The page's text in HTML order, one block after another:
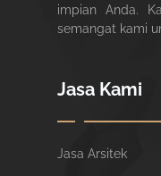
impian Anda.
semangat kami
Jasa Kami
Jasa Arsitek